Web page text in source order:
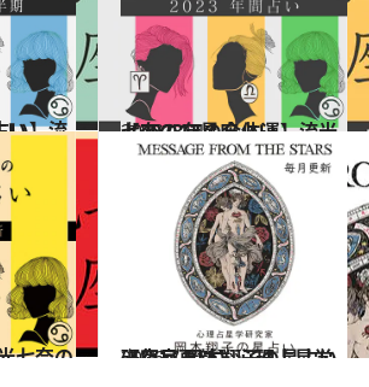
占い 2022.12.14
【2023年の全体運】流光七奈の12星座占い
占い
2026.7.31
【毎月更新】心理占星学研究家 岡本翔子の星占い
占い